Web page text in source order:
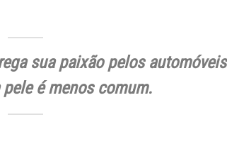
sua paixão pelos automóveis
é menos comum.